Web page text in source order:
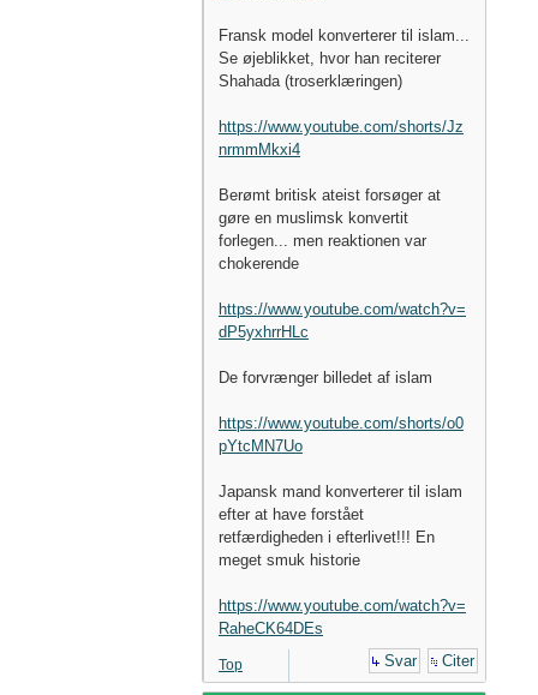
Fransk model konverterer til islam...
Se øjeblikket, hvor han reciterer
Shahada (troserklæringen)
https://www.youtube.com/shorts/Jz
nrmmMkxi4
Berømt britisk ateist forsøger at
gøre en muslimsk konvertit
forlegen... men reaktionen var
chokerende
https://www.youtube.com/watch?v=
dP5yxhrrHLc
De forvrænger billedet af islam
https://www.youtube.com/shorts/o0
pYtcMN7Uo
Japansk mand konverterer til islam
efter at have forstået
retfærdigheden i efterlivet!!! En
meget smuk historie
https://www.youtube.com/watch?v=
RaheCK64DEs
Top Svar Citer